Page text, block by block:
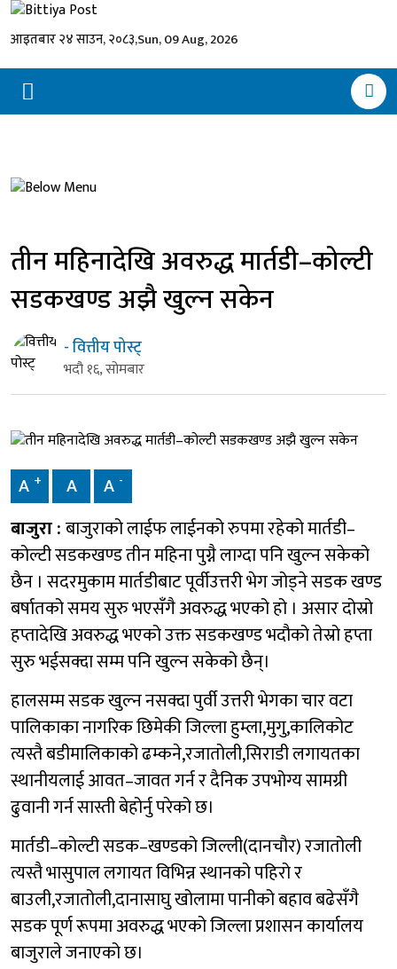
आइतबार २४ साउन, २०८३,Sun, 09 Aug, 2026
तीन महिनादेखि अवरुद्ध मार्तडी–कोल्टी
सडकखण्ड अझै खुल्न सकेन
- वित्तीय पोस्ट्
भदौ १६, सोमबार
A + A A -
बाजुरा :बाजुराको लाईफ लाईनको रुपमा रहेको मार्तडी–
कोल्टी सडकखण्ड तीन महिना पुग्नै लाग्दा पनि खुल्न सकेको
छैन । सदरमुकाम मार्तडीबाट पूर्वीउत्तरी भेग जोड्ने सडक खण्ड
बर्षातको समय सुरु भएसँगै अवरुद्ध भएको हो । असार दोस्रो
हप्तादेखि अवरुद्ध भएको उक्त सडकखण्ड भदौको तेस्रो हप्ता
सुरु भईसक्दा सम्म पनि खुल्न सकेको छैन्।
हालसम्म सडक खुल्न नसक्दा पुर्वी उत्तरी भेगका चार वटा
पालिकाका नागरिक छिमेकी जिल्ला हुम्ला,मुगु,कालिकोट
त्यस्तै बडीमालिकाको ढम्कने,रजातोली,सिराडी लगायतका
स्थानीयलाई आवत–जावत गर्न र दैनिक उपभोग्य सामग्री
ढुवानी गर्न सास्ती बेहोर्नु परेको छ।
मार्तडी–कोल्टी सडक–खण्डको जिल्ली(दानचौर) रजातोली
त्यस्तै भासुपाल लगायत विभिन्न स्थानको पहिरो र
बाउली,रजातोली,दानासाघु खोलामा पानीको बहाव बढेसँगै
सडक पूर्ण रूपमा अवरुद्ध भएको जिल्ला प्रशासन कार्यालय
बाजुराले जनाएको छ।